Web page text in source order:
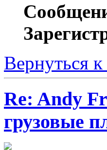
Вернуться к
Re: Andy
грузовые